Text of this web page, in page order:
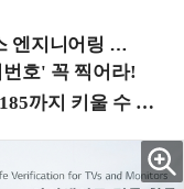
정 (8/20 신논현역)